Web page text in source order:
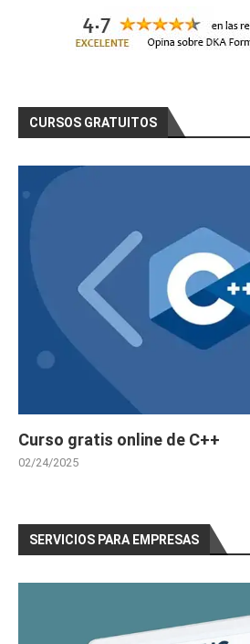
CURSOS GRATUITOS
Curso gratis online de C++
02/24/2025
SERVICIOS PARA EMPRESAS